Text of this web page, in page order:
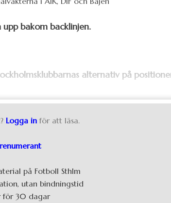
bakom backlinjen.
alternativ på
Logga in för att läsa.
på Fotboll Sthlm
utan bindningstid
för 30 dagar